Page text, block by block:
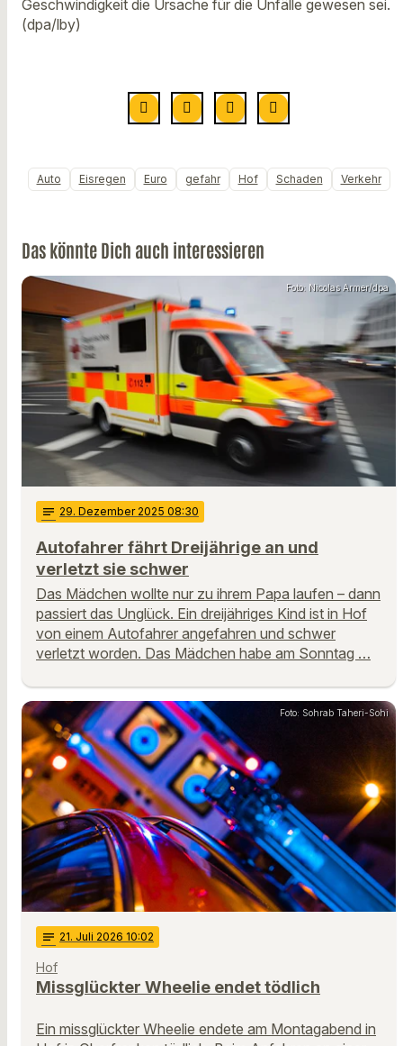
Geschwindigkeit die Ursache für die Unfälle gewesen sei.
(dpa/lby)
Auto Eisregen Euro gefahr Hof Schaden Verkehr
Das könnte Dich auch interessieren
Foto: Nicolas Armer/dpa
notes 29. Dezember 2025 08:30
Autofahrer fährt Dreijährige an und
verletzt sie schwer
Das Mädchen wollte nur zu ihrem Papa laufen – dann
passiert das Unglück. Ein dreijähriges Kind ist in Hof
von einem Autofahrer angefahren und schwer
verletzt worden. Das Mädchen habe am Sonntag …
Foto: Sohrab Taheri-Sohi
notes 21. Juli 2026 10:02
Hof
Missglückter Wheelie endet tödlich
Ein missglückter Wheelie endete am Montagabend in